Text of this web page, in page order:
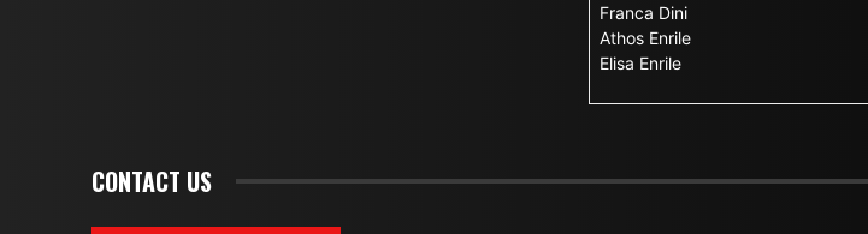
Franca Dini
Athos Enrile
Elisa Enrile
CONTACT US